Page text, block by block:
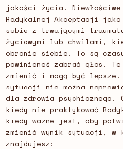
jakości życia.
Radykalnej Akceptacji jako
sobie z trwającymi
życiowymi lub chwilami,
obronie siebie. To są
powinieneś zabrać głos.
zmienić i mogą być
sytuacji nie można
dla zdrowia psychicznego.
kiedy nie praktykować
kiedy ważne jest, aby
zmienić wynik sytuacji, w
znajdujesz: